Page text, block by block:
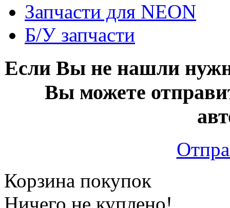
Запчасти для NEON
Б/У запчасти
Если Вы не нашли
Вы можете
Корзина покупок